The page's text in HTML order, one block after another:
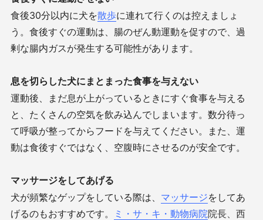
食後30分以内に犬を散歩に連れて行くのは控えましょ
う。食後すぐの運動は、腸のぜん動運動を促すので、過
剰な腸内ガスが発生する可能性があります。
息を切らした犬にまとまった食事を与えない
運動後、まだ息が上がっているときにすぐ食事を与える
と、たくさんの空気を飲み込んでしまいます。数分待っ
て呼吸が整ってからフードを与えてください。また、運
動は食後すぐではなく、空腹時にさせるのが安全です。
マッサージをしてあげる
犬が頻繁なゲップをしている際は、 マッサージをしてあ
げるのもおすすめです。
ミ・サ・キ・動物病院院長、西